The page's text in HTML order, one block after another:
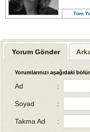
Tüm
Yorum Gönder
Yorumlarınızı aşağıdaki
Ad :
Soyad :
Takma Ad :